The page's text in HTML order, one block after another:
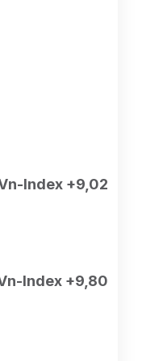
Index +9,02
Index +9,80